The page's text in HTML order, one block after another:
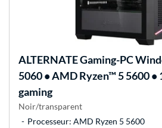
ALTERNATEGaming-PC
5060 • AMD Ryzen™ 5 5600 •
gaming
Noir/transparent
Processeur: AMD Ryzen 5 5600